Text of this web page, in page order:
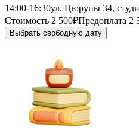
14:00-16:30ул. Цюрупы 34,
Стоимость 2 500₽Предоплата 2
Выбрать свободную дату